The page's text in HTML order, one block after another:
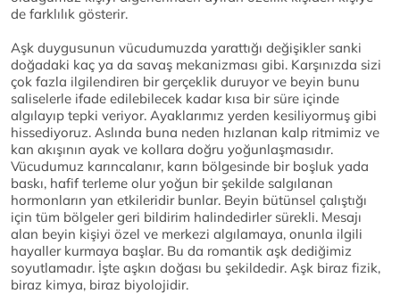
de farklılık gösterir.
Aşk duygusunun vücudumuzda yarattığı değişikler sanki
doğadaki kaç ya da savaş mekanizması gibi. Karşınızda sizi
çok fazla ilgilendiren bir gerçeklik duruyor ve beyin bunu
saliselerle ifade edilebilecek kadar kısa bir süre içinde
algılayıp tepki veriyor. Ayaklarımız yerden kesiliyormuş gibi
hissediyoruz. Aslında buna neden hızlanan kalp ritmimiz ve
kan akışının ayak ve kollara doğru yoğunlaşmasıdır.
Vücudumuz karıncalanır, karın bölgesinde bir boşluk yada
baskı, hafif terleme olur yoğun bir şekilde salgılanan
hormonların yan etkileridir bunlar. Beyin bütünsel çalıştığı
için tüm bölgeler geri bildirim halindedirler sürekli. Mesajı
alan beyin kişiyi özel ve merkezi algılamaya, onunla ilgili
hayaller kurmaya başlar. Bu da romantik aşk dediğimiz
soyutlamadır. İşte aşkın doğası bu şekildedir. Aşk biraz fizik,
biraz kimya, biraz biyolojidir.